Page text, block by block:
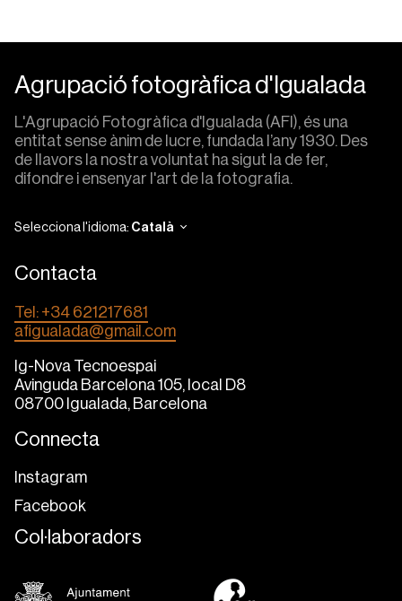
Agrupació fotogràfica d'Igualada
L'Agrupació Fotogràfica d'Igualada (AFI), és una
entitat sense ànim de lucre, fundada l’any 1930. Des
de llavors la nostra voluntat ha sigut la de fer,
difondre i ensenyar l'art de la fotografia.
Selecciona l'idioma: Català
Contacta
Tel: +34 621217681
afigualada@gmail.com
Ig-Nova Tecnoespai
Avinguda Barcelona 105, local D8
08700 Igualada, Barcelona
Connecta
Instagram
Facebook
Col·laboradors